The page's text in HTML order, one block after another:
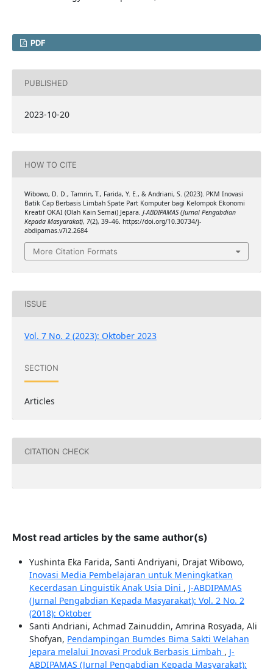
PDF
PUBLISHED
2023-10-20
HOW TO CITE
Wibowo, D. D., Tamrin, T., Farida, Y. E., & Andriani, S. (2023). PKM Inovasi
Batik Cap Berbasis Limbah Spate Part Komputer bagi Kelompok Ekonomi
Kreatif OKAI (Olah Kain Semai) Jepara. J-ABDIPAMAS (Jurnal Pengabdian
Kepada Masyarakat), 7(2), 39–46. https://doi.org/10.30734/j-
abdipamas.v7i2.2684
More Citation Formats
ISSUE
Vol. 7 No. 2 (2023): Oktober 2023
SECTION
Articles
CITATION CHECK
Most read articles by the same author(s)
Yushinta Eka Farida, Santi Andriyani, Drajat Wibowo,
Inovasi Media Pembelajaran untuk Meningkatkan
Kecerdasan Linguistik Anak Usia Dini , J-ABDIPAMAS
(Jurnal Pengabdian Kepada Masyarakat): Vol. 2 No. 2
(2018): Oktober
Santi Andriani, Achmad Zainuddin, Amrina Rosyada, Ali
Shofyan, Pendampingan Bumdes Bima Sakti Welahan
Jepara melalui Inovasi Produk Berbasis Limbah , J-
ABDIPAMAS (Jurnal Pengabdian Kepada Masyarakat):